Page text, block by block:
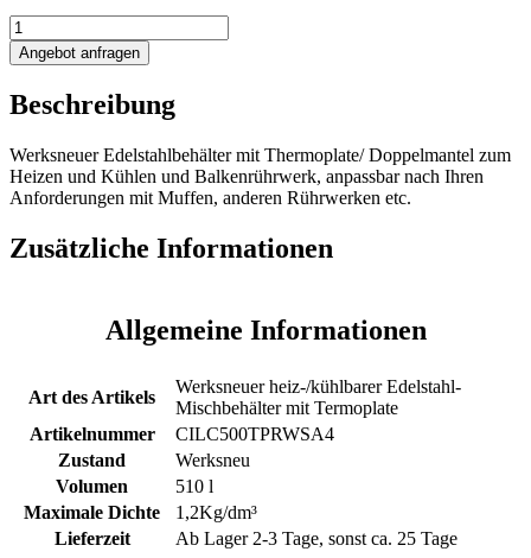
510L
heiz-/kühlbarer
Rührwerksbehälter
Thermoplate
Balkenrührwerk
Menge
Angebot anfragen
Beschreibung
Werksneuer Edelstahlbehälter mit Thermoplate/ Doppelmantel zum
Heizen und Kühlen und Balkenrührwerk, anpassbar nach Ihren
Anforderungen mit Muffen, anderen Rührwerken etc.
Zusätzliche Informationen
Allgemeine Informationen
Art des Artikels
Werksneuer heiz-/kühlbarer Edelstahl-
Mischbehälter mit Termoplate
Artikelnummer
CILC500TPRWSA4
Zustand
Werksneu
Volumen
510 l
Maximale Dichte
1,2Kg/dm³
Lieferzeit
Ab Lager 2-3 Tage, sonst ca. 25 Tage